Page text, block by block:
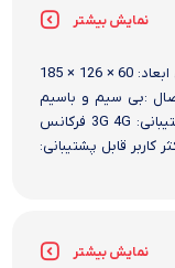
نمایش بیشتر
مودم 3G/4G تندا مدل 4G03 مشخصات فیزیکی ابعاد: 60 × 126 × 185
نوع اتصال :بی سیم و باسیم
تعداد پورت شبکه : 2 عدد شبکه های قابل پشتیبانی: 3G 4G فرکانس
کاربر قابل پشتیبانی:
نمایش بیشتر